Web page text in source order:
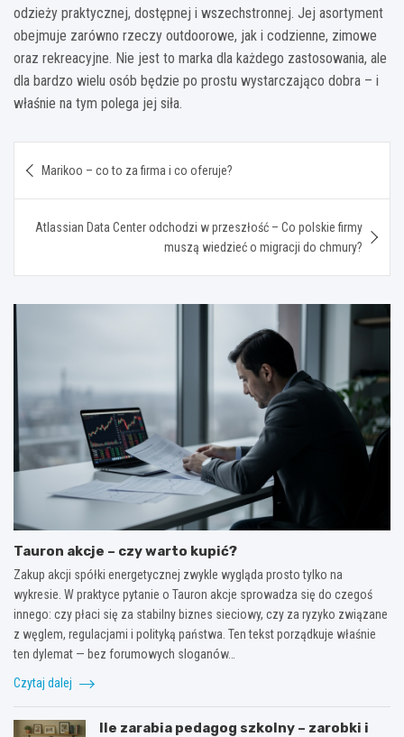
odzieży praktycznej, dostępnej i wszechstronnej. Jej asortyment
obejmuje zarówno rzeczy outdoorowe, jak i codzienne, zimowe
oraz rekreacyjne. Nie jest to marka dla każdego zastosowania, ale
dla bardzo wielu osób będzie po prostu wystarczająco dobra – i
właśnie na tym polega jej siła.
wpisu
Marikoo – co to za firma i co oferuje?
Atlassian Data Center odchodzi w przeszłość – Co polskie firmy
muszą wiedzieć o migracji do chmury?
Tauron akcje – czy warto kupić?
Zakup akcji spółki energetycznej zwykle wygląda prosto tylko na
wykresie. W praktyce pytanie o Tauron akcje sprowadza się do czegoś
innego: czy płaci się za stabilny biznes sieciowy, czy za ryzyko związane
z węglem, regulacjami i polityką państwa. Ten tekst porządkuje właśnie
ten dylemat — bez forumowych sloganów…
Czytaj dalej
Ile zarabia pedagog szkolny – zarobki i